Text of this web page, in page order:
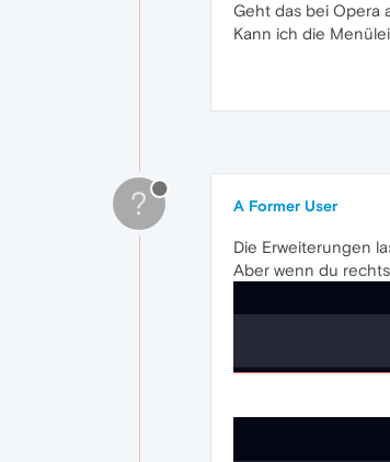
Geht das bei Opera
Kann ich die
? A Former User
Die Erweiterungen
Aber wenn du